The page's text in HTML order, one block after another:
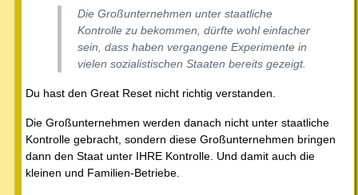
Die Großunternehmen unter staatliche
Kontrolle zu bekommen, dürfte wohl einfacher
sein, dass haben vergangene Experimente in
vielen sozialistischen Staaten bereits gezeigt.
Du hast den Great Reset nicht richtig verstanden.
Die Großunternehmen werden danach nicht unter staatliche
Kontrolle gebracht, sondern diese Großunternehmen bringen
dann den Staat unter IHRE Kontrolle. Und damit auch die
kleinen und Familien-Betriebe.